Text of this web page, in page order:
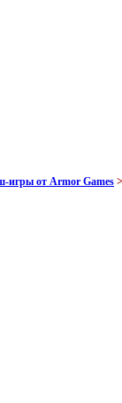
игры от Armor Games